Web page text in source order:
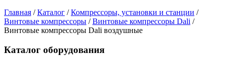
Главная /Каталог /Компрессоры, установки и станции /
Винтовые компрессоры /Винтовые компрессоры Dali /
Винтовые компрессоры Dali воздушные
Каталог оборудования